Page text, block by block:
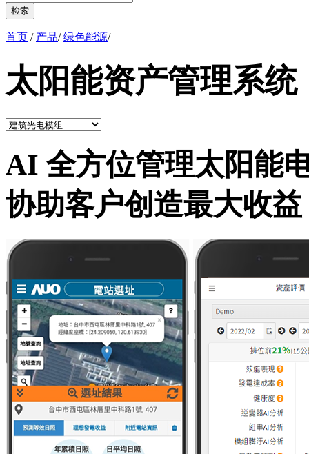
检索
首页 / 产品/ 绿色能源/
太阳能资产管理系统
AI 全方位管理太阳能
协助客户创造最大收益